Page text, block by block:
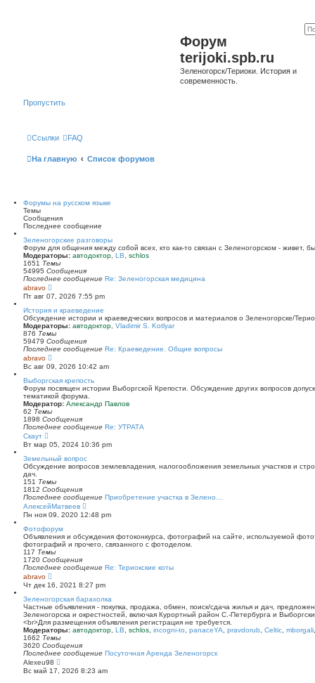
Форум
terijoki.spb.ru
Зеленогорск/Териоки. История и
современность.
Пропустить
Ссылки FAQ
На главную Список форумов
Форумы на русском языке
Темы
Сообщения
Последнее сообщение
Зеленогорские разговоры
Форум для общения между собой всех, кто как-то связан с Зеленогорском - живет,
Модераторы: автодоктор LB
schlos
1651 Темы
54995 Сообщения
Последнее сообщение Re: Зеленогорская медицина
abravo
е
р
е
й
т
и
к
п
с
л
е
д
н
е
м
у
с
б
е
н
ю
Пт авг 07, 2026 7:55 pm
История и краеведение
Обсуждение истории и краеведческих вопросов и материалов о Зеленогорске/
Модераторы: автодоктор Vladimir S. Kotlyar
876 Темы
59479 Сообщения
Последнее сообщение Re: Краеведение. Общие вопросы
abravo
е
р
е
й
т
и
к
п
о
л
е
д
н
м
у
с
о
о
б
е
н
и
ю
Вс авг 09, 2026 10:42 am
Выборгская крепость
Форум посвящен истории Выборгской Крепости. Обсуждение других вопросов
тематикой форума.
Модератор: Александр Павлов
62 Темы
1898 Сообщения
Последнее сообщение Re: УТРАТА
Скаут
е
р
е
й
т
и
к
п
о
с
л
е
д
н
е
м
у
с
о
о
щ
е
н
и
ю
Вт мар 05, 2024 10:36 pm
Земельный вопрос
Обсуждение вопросов землевладения, налогообложения земельных участков и
дач.
151 Темы
1812 Сообщения
Последнее сообщение Приобретение участка в Зелено…
АлексейМатвеев
е
р
й
т
п
с
л
е
д
н
е
м
у
о
щ
Пн ноя 09, 2020 12:48 pm
Фотофорум
Объявления и обсуждения фотоконкурса, фотографий на сайте, используемой
фотографий и прочего, связанного с фотоделом.
117 Темы
1720 Сообщения
Последнее сообщение Re: Териокские коты
abravo
е
р
е
й
т
и
к
п
о
с
л
е
д
Чт дек 16, 2021 8:27 pm
Зеленогорская барахолка
Частные объявления - покупка, продажа, обмен, поиск/сдача жилья и дач,
Зеленогорска и окрестностей, включая Курортный район С.-Петербурга и
<br>Для размещения объявления регистрация не требуется.
Модераторы: автодоктор LB schlos incogni-to panaceYA pravdorub Celtic mborgali
1662 Темы
3620 Сообщения
Последнее сообщение Посуточная Аренда Зеленогорск
Alexeu98
е
р
Вс май 17, 2026 8:23 am